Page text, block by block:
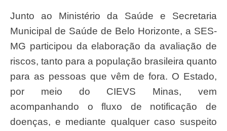
Junto ao Ministério da Saúde e Secretaria
Municipal de Saúde de Belo Horizonte, a SES-
MG participou da elaboração da avaliação de
riscos, tanto para a população brasileira quanto
para as pessoas que vêm de fora. O Estado,
por meio do CIEVS Minas, vem
acompanhando o fluxo de notificação de
doenças, e mediante qualquer caso suspeito